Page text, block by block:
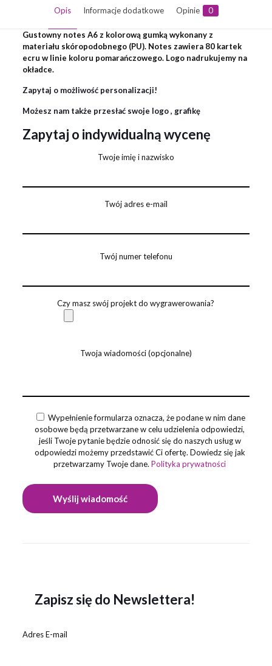
Opis Informacje dodatkowe Opinie 0
Gustowny notes A6 z kolorową gumką wykonany z
materiału skóropodobnego (PU). Notes zawiera 80 kartek
ecru w linie koloru pomarańczowego. Logo nadrukujemy na
okładce.
Zapytaj o możliwość personalizacji!
Możesz nam także przesłać swoje logo , grafikę
Zapytaj o indywidualną wycenę
Twoje imię i nazwisko
Twój adres e-mail
Twój numer telefonu
Czy masz swój projekt do wygrawerowania?
Twoja wiadomości (opcjonalne)
Wypełnienie formularza oznacza, że podane w nim dane
osobowe będą przetwarzane w celu udzielenia odpowiedzi,
jeśli Twoje pytanie będzie odnosić się do naszych usług w
odpowiedzi możemy przedstawić Ci ofertę. Dowiedz się jak
przetwarzamy Twoje dane.Polityka prywatności
Zapisz się do Newslettera!
Adres E-mail